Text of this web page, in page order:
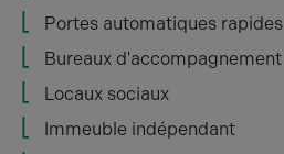
Portes automatiques rapides
Bureaux d'accompagnement
Locaux sociaux
Immeuble indépendant